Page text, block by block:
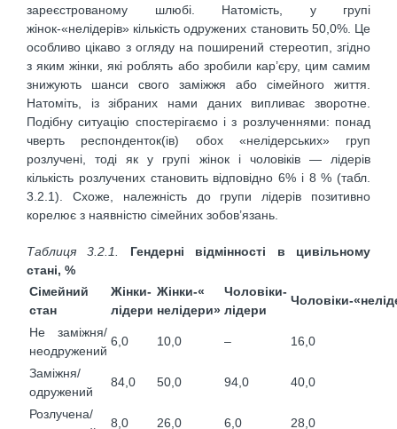
зареєстрованому шлюбі. Натомість, у групі
жінок-«нелідерів» кількість одружених становить 50,0%. Це
особливо цікаво з огляду на поширений стереотип, згідно
з яким жінки, які роблять або зробили кар’єру, цим самим
знижують шанси свого заміжжя або сімейного життя.
Натоміть, із зібраних нами даних випливає зворотне.
Подібну ситуацію спостерігаємо і з розлученнями: понад
чверть респонденток(ів) обох «нелідерських» груп
розлучені, тоді як у групі жінок і чоловіків — лідерів
кількість розлучених становить відповідно 6% і 8 % (табл.
3.2.1). Схоже, належність до групи лідерів позитивно
корелює з наявністю сімейних зобов’язань.
Таблиця 3.2.1. Гендерні відмінності в цивільному
стані, %
Сімейний
стан
Жінки-
лідери
Жінки-«
нелідери»
Чоловіки-
лідери
Чоловіки-
Не заміжня/
неодружений
6,0 10,0 – 16,0
Заміжня/
одружений
84,0 50,0 94,0 40,0
Розлучена/
8,0 26,0 6,0 28,0